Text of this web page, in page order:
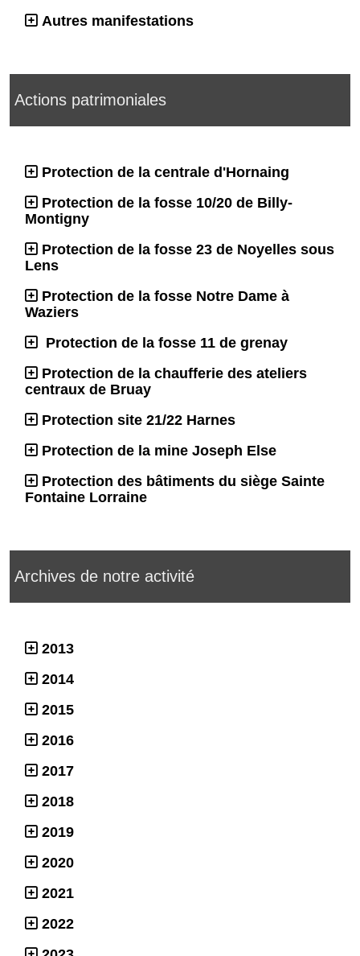
Autres manifestations
Actions patrimoniales
Protection de la centrale d'Hornaing
Protection de la fosse 10/20 de Billy-
Montigny
Protection de la fosse 23 de Noyelles sous
Lens
Protection de la fosse Notre Dame à
Waziers
Protection de la fosse 11 de grenay
Protection de la chaufferie des ateliers
centraux de Bruay
Protection site 21/22 Harnes
Protection de la mine Joseph Else
Protection des bâtiments du siège Sainte
Fontaine Lorraine
Archives de notre activité
2013
2014
2015
2016
2017
2018
2019
2020
2021
2022